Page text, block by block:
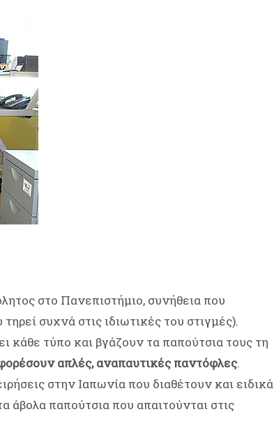
στο Πανεπιστήμιο, συνήθεια που
συχνά στις ιδιωτικές του στιγμές).
κάθε τύπο και βγάζουν τα παπούτσια τους τη
απλές, αναπαυτικές παντόφλες.
στην Ιαπωνία που διαθέτουν και ειδικά
άβολα παπούτσια που απαιτούνται στις